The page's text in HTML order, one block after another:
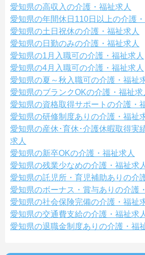
愛知県の高収入の介護・福祉求人
愛知県の年間休日110日以上の介護
愛知県の土日祝休の介護・福祉求人
愛知県の日勤のみの介護・福祉求人
愛知県の1月入職可の介護・福祉求人
愛知県の4月入職可の介護・福祉求人
愛知県の夏～秋入職可の介護・福祉
愛知県のブランクOKの介護・福祉求
愛知県の資格取得サポートの介護・
愛知県の研修制度ありの介護・福祉
愛知県の産休･育休･介護休暇取得実
求人
愛知県の新卒OKの介護・福祉求人
愛知県の残業少なめの介護・福祉求人
愛知県の託児所・育児補助ありの介
愛知県のボーナス・賞与ありの介護
愛知県の社会保険完備の介護・福祉
愛知県の交通費支給の介護・福祉求人
愛知県の退職金制度ありの介護・福